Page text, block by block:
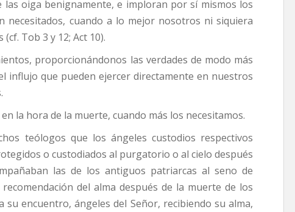
las oiga benignamente, e imploran por sí mismos los
necesitados, cuando a lo mejor nosotros ni siquiera
Tob 3 y 12; Act 10).
proporcionándonos las verdades de modo más
influjo que pueden ejercer directamente en nuestros
la hora de la muerte, cuando más los necesitamos.
teólogos que los ángeles custodios respectivos
o custodiados al purgatorio o al cielo después
las de los antiguos patriarcas al seno de
del alma después de la muerte de los
su encuentro, ángeles del Señor, recibiendo su alma,